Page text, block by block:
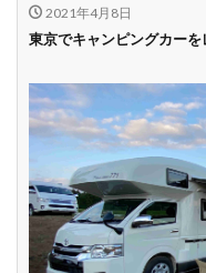
2021年4月8日
東京でキャンピングカー